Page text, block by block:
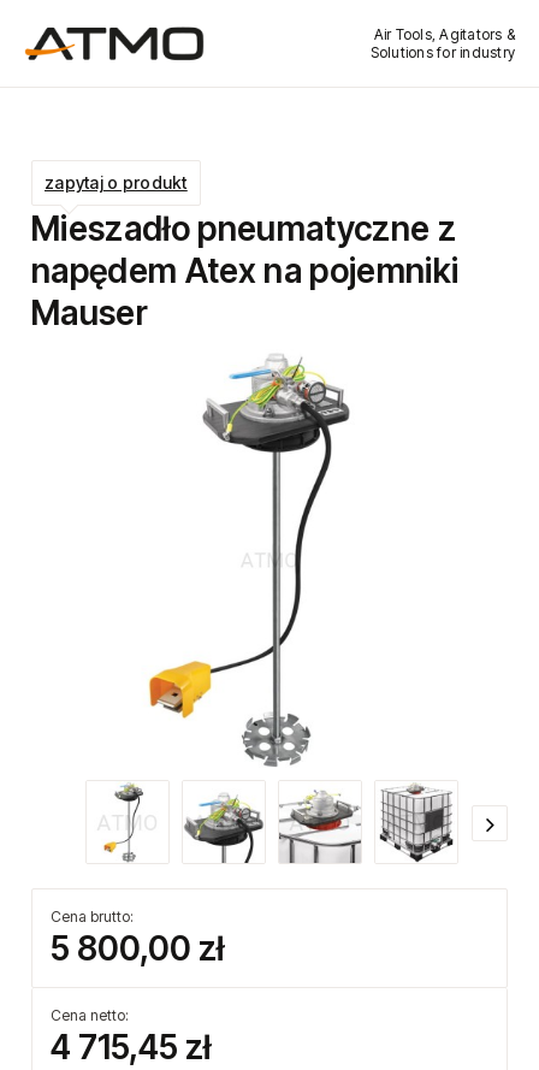
Air Tools, Agitators &
Solutions for industry
Mieszadło pneumatyczne z
napędem Atex na pojemniki
Mauser
Cena brutto:
5 800,00 zł
Cena netto:
4 715,45 zł
zapytaj o produkt